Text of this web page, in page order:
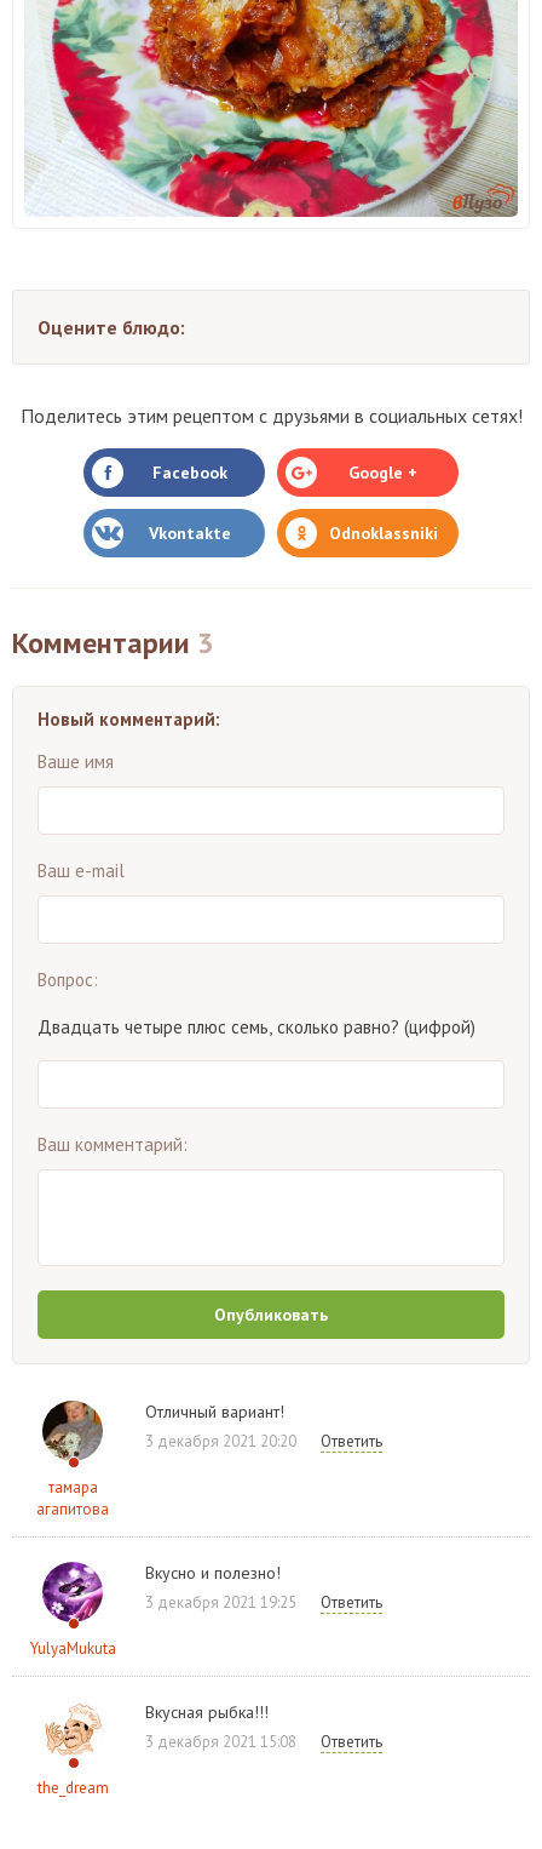
Оцените блюдо:
Поделитесь этим рецептом с друзьями в социальных сетях!
Facebook Google +
Vkontakte Odnoklassniki
Комментарии 3
Новый комментарий:
Ваше имя
Ваш e-mail
Вопрос:
Двадцать четыре плюс семь, сколько равно? (цифрой)
Ваш комментарий:
Опубликовать
тамара
агапитова
Отличный вариант!
3 декабря 2021 20:20 Ответить
YulyaMukuta
Вкусно и полезно!
3 декабря 2021 19:25 Ответить
the_dream
Вкусная рыбка!!!
3 декабря 2021 15:08 Ответить